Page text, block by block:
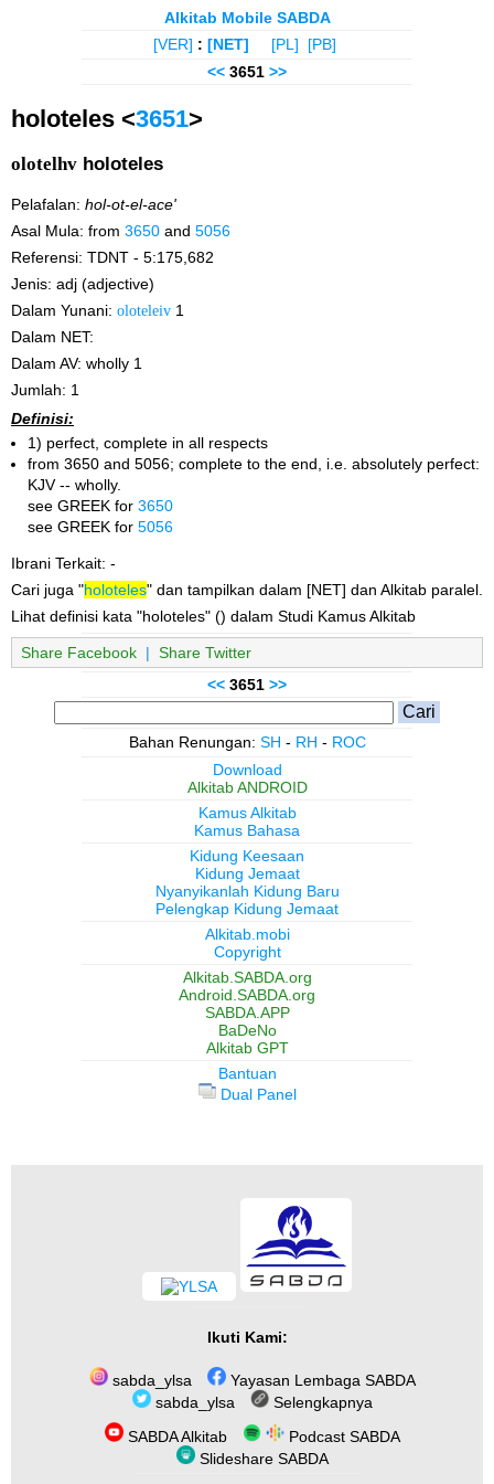
Alkitab Mobile SABDA
[VER] : [NET] [PL]
[PB]
<< 3651 >>
holoteles <3651>
olotelhv holoteles
Pelafalan: hol-ot-el-ace'
Asal Mula: from 3650 and 5056
Referensi: TDNT - 5:175,682
Jenis: adj (adjective)
Dalam Yunani: oloteleiv 1
Dalam NET:
Dalam AV: wholly 1
Jumlah: 1
Definisi:
1) perfect, complete in all respects
from 3650 and 5056; complete to the end, i.e. absolutely perfect:
KJV -- wholly.
see GREEK for 3650
see GREEK for 5056
Ibrani Terkait: -
Cari juga "holoteles" dan tampilkan dalam [NET] dan Alkitab paralel.
Lihat definisi kata "holoteles" () dalam Studi Kamus Alkitab
Share Facebook | Share Twitter
<< 3651 >>
Bahan Renungan: SH - RH - ROC
Download
Alkitab ANDROID
Kamus Alkitab
Kamus Bahasa
Kidung Keesaan
Kidung Jemaat
Nyanyikanlah Kidung Baru
Pelengkap Kidung Jemaat
Alkitab.mobi
Copyright
Alkitab.SABDA.org
Android.SABDA.org
SABDA.APP
BaDeNo
Alkitab GPT
Bantuan
Dual Panel
Ikuti Kami:
sabda_ylsa
Yayasan Lembaga SABDA
sabda_ylsa
Selengkapnya
SABDA Alkitab
Podcast SABDA
Slideshare SABDA